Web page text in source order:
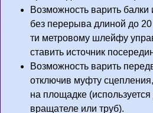
Возможность варить балки
без перерыва длиной до
ти метровому шлейфу
ставить источник
Возможность варить
отключив муфту
на площадке
вращателе или труб).